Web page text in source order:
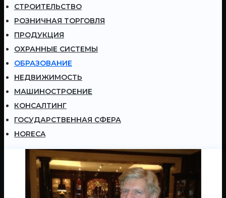
СТРОИТЕЛЬСТВО
РОЗНИЧНАЯ ТОРГОВЛЯ
ПРОДУКЦИЯ
ОХРАННЫЕ СИСТЕМЫ
ОБРАЗОВАНИЕ
НЕДВИЖИМОСТЬ
МАШИНОСТРОЕНИЕ
КОНСАЛТИНГ
ГОСУДАРСТВЕННАЯ СФЕРА
HORECA